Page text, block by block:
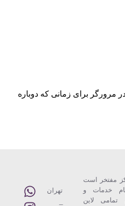
مرورگر برای زمانی که دوباره
مفتخر است
خدمات و
تمامی لاین
تهران